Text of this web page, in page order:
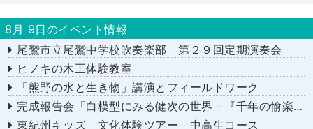
8月 9日のイベント情報
尾鷲市立尾鷲中学校吹奏楽部 第２９回定期演奏会
ヒノキの木工体験教室
「熊野の水と生き物」講演とフィールドワーク
完成報告会「白模型にみる健次の世界－『千年の愉楽』『奇蹟』より－」
東紀州キッズ 文化体験ツアー 中高生コース